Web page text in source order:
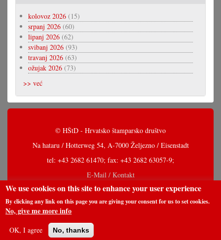
kolovoz 2026 (15)
srpanj 2026 (60)
lipanj 2026 (62)
svibanj 2026 (93)
travanj 2026 (63)
ožujak 2026 (73)
>> već
© HŠtD - Hrvatsko štamparsko društvo
Na hataru / Hotterweg 54, A-7000 Željezno / Eisenstadt
tel: +43 2682 61470; fax: +43 2682 63057-9;
E-Mail / Kontakt
We use cookies on this site to enhance your user experience
By clicking any link on this page you are giving your consent for us to set cookies.
No, give me more info
OK, I agree No, thanks